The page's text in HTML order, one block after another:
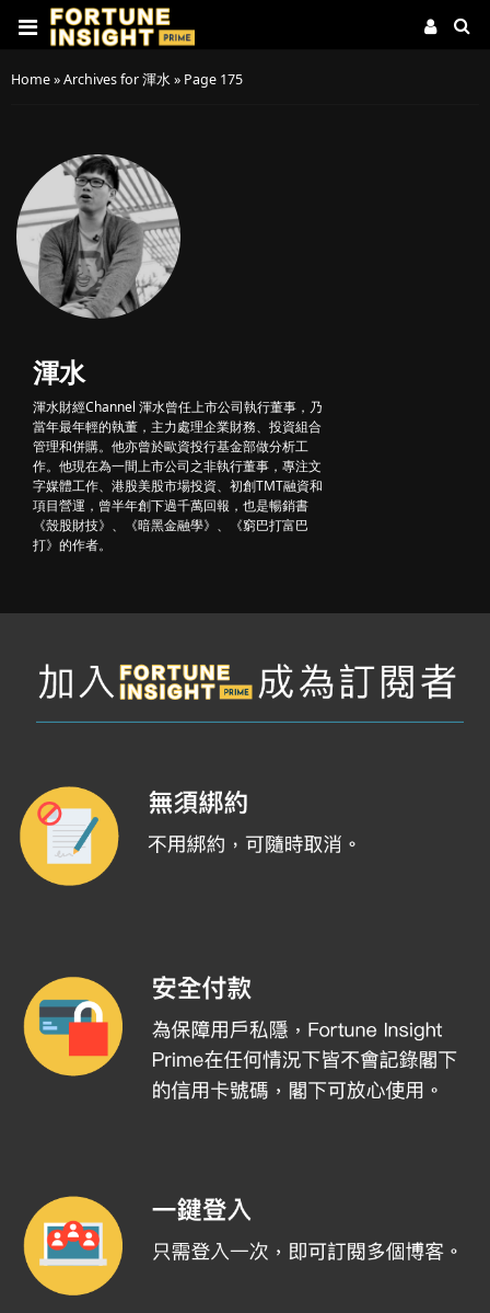
Home»Archives for 渾水» Page 175
渾水
渾水財經Channel 渾水曾任上市公司執行董事，乃
當年最年輕的執董，主力處理企業財務、投資組合
管理和併購。他亦曾於歐資投行基金部做分析工
作。他現在為一間上市公司之非執行董事，專注文
字媒體工作、港股美股市場投資、初創TMT融資和
項目營運，曾半年創下過千萬回報，也是暢銷書
《殼股財技》、《暗黑金融學》、《窮巴打富巴
打》的作者。